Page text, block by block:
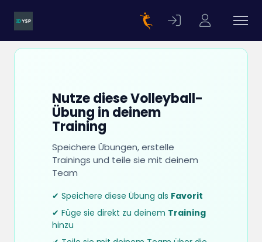
Nutze diese Volleyball-
Übung in deinem
Training
Speichere Übungen, erstelle
Trainings und teile sie mit deinem
Team
✔ Speichere diese Übung als Favorit
✔ Füge sie direkt zu deinem Training
hinzu